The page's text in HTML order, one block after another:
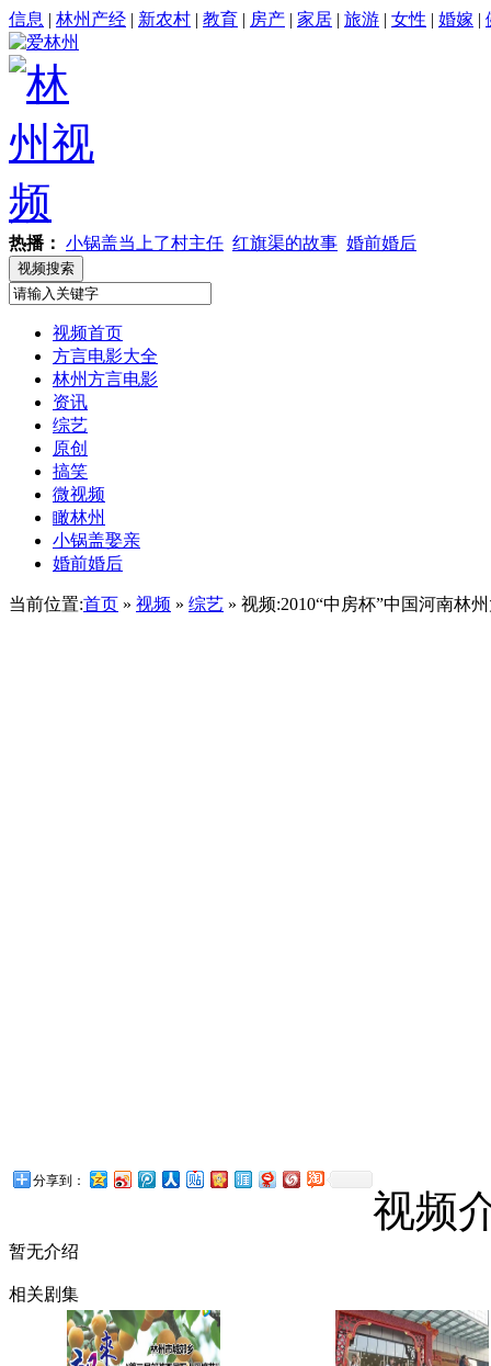
信息 | 林州产经 | 新农村 | 教育 | 房产 | 家居 | 旅游 | 女性 | 婚嫁 |
热播： 小锅盖当上了村主任 红旗渠的故事 婚前婚后
视频首页
方言电影大全
林州方言电影
资讯
综艺
原创
搞笑
微视频
瞰林州
小锅盖娶亲
婚前婚后
当前位置:首页 » 视频 » 综艺 » 视频:2010“中房杯”中国河南林
分享到：
视频
暂无介绍
相关剧集